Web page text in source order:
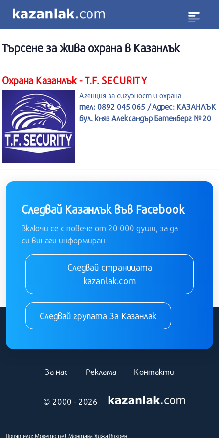
Търсене за жива охрана в Казанлък
Охрана Казанлък - T.F. SECURITY
Агенция за сигурност и охрана
тел: 0892 045 065 / Адрес: КАЗАНЛЪК
бул. княз Александър Батенберг №20
Следвай Казанлък във Facebook
Включи се с повече от 20 000 души, за да
си винаги информиран
Следвай страницата
kazanlak.com
Следвай групата За Казанлак
© 2000 - 2026
За нас Реклама Контакти
Приятели: Морето.net Монтана Хижа Вихрен